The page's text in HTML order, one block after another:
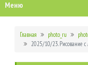
Меню
Главная photo_ru
2025/10/23. Рисование